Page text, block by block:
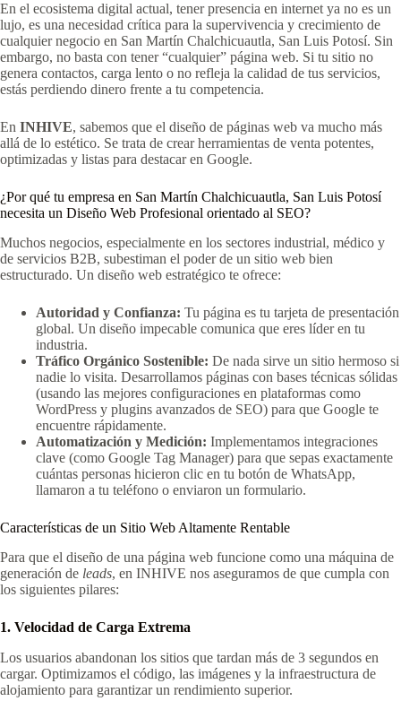
En el ecosistema digital actual, tener presencia en internet ya no es un
lujo, es una necesidad crítica para la supervivencia y crecimiento de
cualquier negocio en San Martín Chalchicuautla, San Luis Potosí. Sin
embargo, no basta con tener “cualquier” página web. Si tu sitio no
genera contactos, carga lento o no refleja la calidad de tus servicios,
estás perdiendo dinero frente a tu competencia.
En INHIVE, sabemos que el diseño de páginas web va mucho más
allá de lo estético. Se trata de crear herramientas de venta potentes,
optimizadas y listas para destacar en Google.
¿Por qué tu empresa en San Martín Chalchicuautla, San Luis Potosí
necesita un Diseño Web Profesional orientado al SEO?
Muchos negocios, especialmente en los sectores industrial, médico y
de servicios B2B, subestiman el poder de un sitio web bien
estructurado. Un diseño web estratégico te ofrece:
Autoridad y Confianza: Tu página es tu tarjeta de presentación
global. Un diseño impecable comunica que eres líder en tu
industria.
Tráfico Orgánico Sostenible: De nada sirve un sitio hermoso si
nadie lo visita. Desarrollamos páginas con bases técnicas sólidas
(usando las mejores configuraciones en plataformas como
WordPress y plugins avanzados de SEO) para que Google te
encuentre rápidamente.
Automatización y Medición: Implementamos integraciones
clave (como Google Tag Manager) para que sepas exactamente
cuántas personas hicieron clic en tu botón de WhatsApp,
llamaron a tu teléfono o enviaron un formulario.
Características de un Sitio Web Altamente Rentable
Para que el diseño de una página web funcione como una máquina de
generación de leads, en INHIVE nos aseguramos de que cumpla con
los siguientes pilares:
1. Velocidad de Carga Extrema
Los usuarios abandonan los sitios que tardan más de 3 segundos en
cargar. Optimizamos el código, las imágenes y la infraestructura de
alojamiento para garantizar un rendimiento superior.